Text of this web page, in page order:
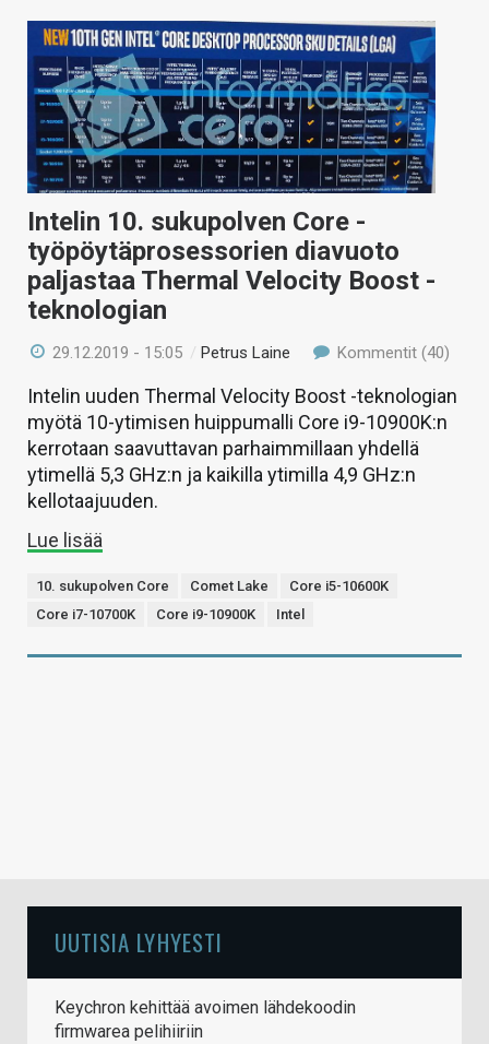
Intelin 10. sukupolven Core -
työpöytäprosessorien diavuoto
paljastaa Thermal Velocity Boost -
teknologian
29.12.2019 - 15:05 / Petrus Laine Kommentit (40)
Intelin uuden Thermal Velocity Boost -teknologian
myötä 10-ytimisen huippumalli Core i9-10900K:n
kerrotaan saavuttavan parhaimmillaan yhdellä
ytimellä 5,3 GHz:n ja kaikilla ytimilla 4,9 GHz:n
kellotaajuuden.
Lue lisää
10. sukupolven Core Comet Lake
Core i5-10600K
Core i7-10700K
Core i9-10900K Intel
UUTISIA LYHYESTI
Keychron kehittää avoimen lähdekoodin
firmwarea pelihiiriin